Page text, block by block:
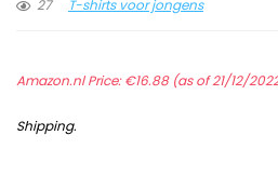
27
T-shirts voor jongens
Amazon.nl Price:€16.88(as of 21/12/
Shipping.